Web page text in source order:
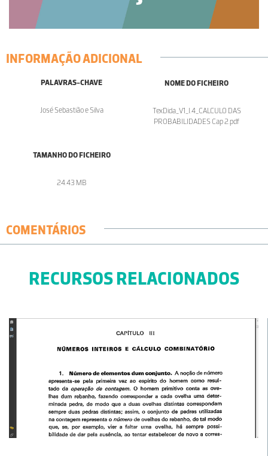
INFORMAÇÃO ADICIONAL
PALAVRAS-CHAVE
José Sebastião e Silva
NOME DO FICHEIRO
TexDida_V1_I.4_CALCULO DAS
PROBABILIDADES Cap 2.pdf
TAMANHO DO FICHEIRO
24.43 MB
COMENTÁRIOS
RECURSOS RELACIONADOS